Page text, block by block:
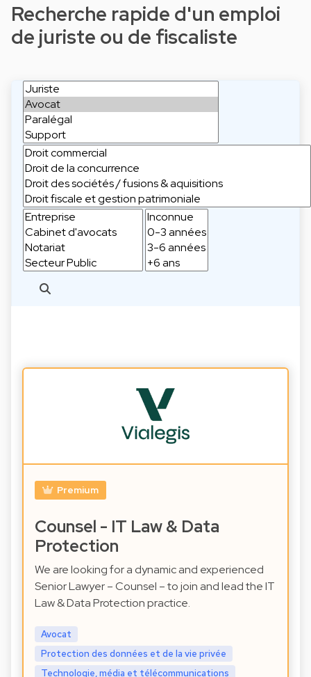
Recherche rapide d'un emploi
de juriste ou de fiscaliste
Premium
Counsel - IT Law & Data
Protection
We are looking for a dynamic and experienced
Senior Lawyer – Counsel – to join and lead the IT
Law & Data Protection practice.
Avocat
Protection des données et de la vie privée
Technologie, média et télécommunications